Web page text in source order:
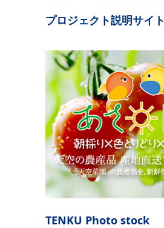
プロジェクト説明サイト
TENKU Photo stock